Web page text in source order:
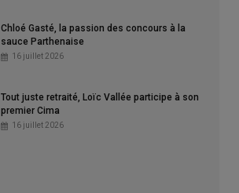
Chloé Gasté, la passion des concours à la
sauce Parthenaise
16 juillet 2026
Tout juste retraité, Loïc Vallée participe à son
premier Cima
16 juillet 2026